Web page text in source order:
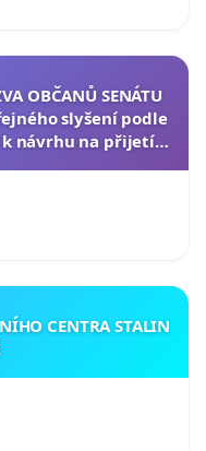
OBČANŮ SENÁTU
slyšení podle
k návrhu na přijetí
CENTRA STALIN